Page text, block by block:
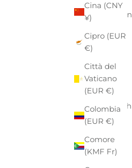
Cina (CNY
¥)
Cipro (EUR
€)
Città del
Vaticano
(EUR €)
Colombia
(EUR €)
Comore
(KMF Fr)
Azerbaigian
Bahamas
Bahrein
(EUR €)
Bangladesh
(BDT ৳)
Barbados
(BBD $)